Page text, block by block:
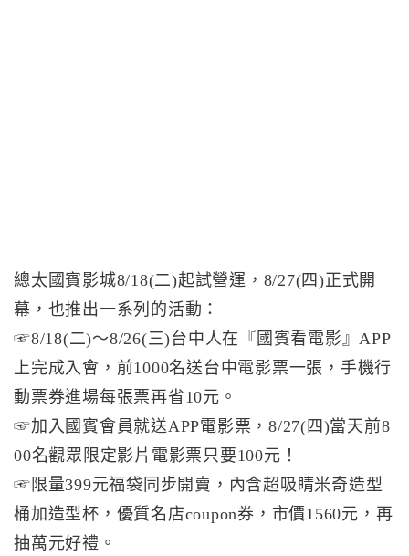
總太國賓影城8/18(二)起試營運，8/27(四)正式開
幕，也推出一系列的活動：
☞8/18(二)～8/26(三)台中人在『國賓看電影』APP
上完成入會，前1000名送台中電影票一張，手機行
動票券進場每張票再省10元。
☞加入國賓會員就送APP電影票，8/27(四)當天前8
00名觀眾限定影片電影票只要100元！
☞限量399元福袋同步開賣，內含超吸睛米奇造型
桶加造型杯，優質名店coupon券，市價1560元，再
抽萬元好禮。